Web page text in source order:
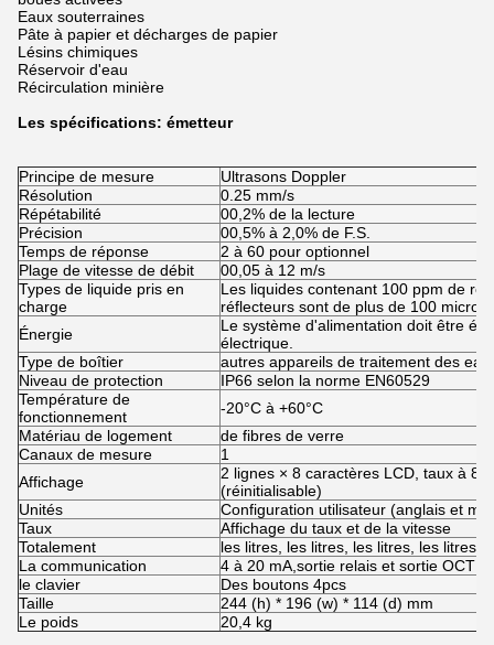
Eaux souterraines
Pâte à papier et décharges de papier
Lésins chimiques
Réservoir d'eau
Récirculation minière
Les spécifications: émetteur
Principe de mesure
Ultrasons Doppler
Résolution
0.25 mm/s
Répétabilité
00,2% de la lecture
Précision
00,5% à 2,0% de F.S.
Temps de réponse
2 à 60 pour optionnel
Plage de vitesse de débit
00,05 à 12 m/s
Types de liquide pris en
charge
Les liquides contenant 100 ppm de
réflecteurs sont de plus de 100
Énergie
Le système d'alimentation doit être
électrique.
Type de boîtier
autres appareils de traitement des
Niveau de protection
IP66 selon la norme EN60529
Température de
fonctionnement
-20°C à +60°C
Matériau de logement
de fibres de verre
Canaux de mesure
1
Affichage
2 lignes × 8 caractères LCD, taux à 8
(réinitialisable)
Unités
Configuration utilisateur (anglais et
Taux
Affichage du taux et de la vitesse
Totalement
les litres, les litres, les litres, les litres,
La communication
4 à 20 mA,sortie relais et sortie OCT
le clavier
Des boutons 4pcs
Taille
244 (h) * 196 (w) * 114 (d) mm
Le poids
20,4 kg